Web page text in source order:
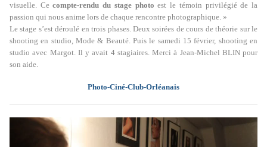
visuelle. Cecompte-rendu du stage photo est le témoin privilégié de la
passion qui nous anime lors de chaque rencontre photographique. »
Le stage s’est déroulé en trois phases. Deux soirées de cours de théorie sur le
shooting en studio, Mode & Beauté. Puis le samedi 15 février, shooting en
studio avec Margot. Il y avait 4 stagiaires. Merci à Jean-Michel BLIN pour
son aide.
Photo-Ciné-Club-Orléanais